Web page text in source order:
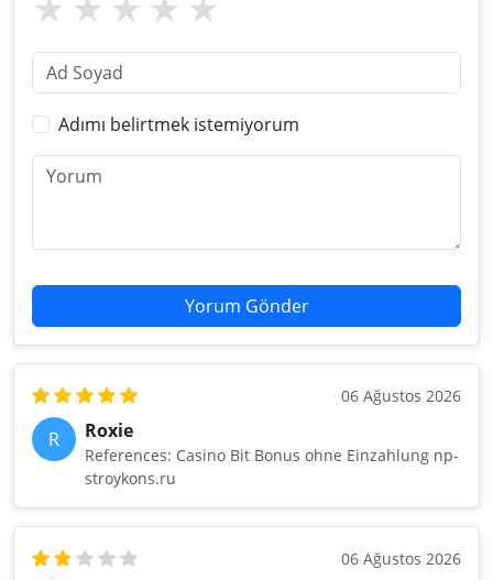
Adımı belirtmek istemiyorum
Yorum Gönder
06 Ağustos 2026
R Roxie
References: Casino Bit Bonus ohne Einzahlung np-
stroykons.ru
06 Ağustos 2026